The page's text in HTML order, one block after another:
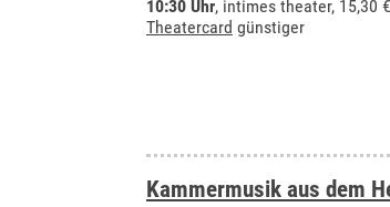
10:30 Uhr, intimes theater, 15,30
Theatercard günstiger
Kammermusik aus dem